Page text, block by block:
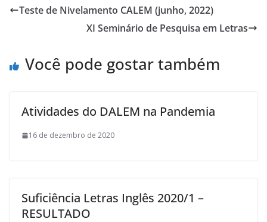
Teste de Nivelamento CALEM (junho, 2022)
XI Seminário de Pesquisa em Letras
Você pode gostar também
Atividades do DALEM na Pandemia
16 de dezembro de 2020
Suficiência Letras Inglês 2020/1 –
RESULTADO